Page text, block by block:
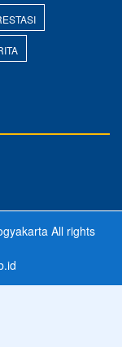
All rights